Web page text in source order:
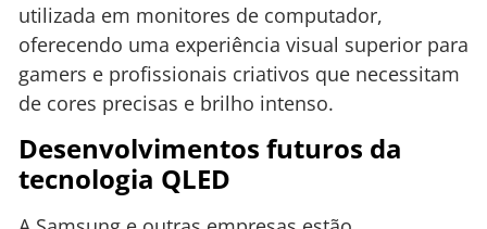
utilizada em monitores de computador,
oferecendo uma experiência visual superior para
gamers e profissionais criativos que necessitam
de cores precisas e brilho intenso.
Desenvolvimentos futuros da
tecnologia QLED